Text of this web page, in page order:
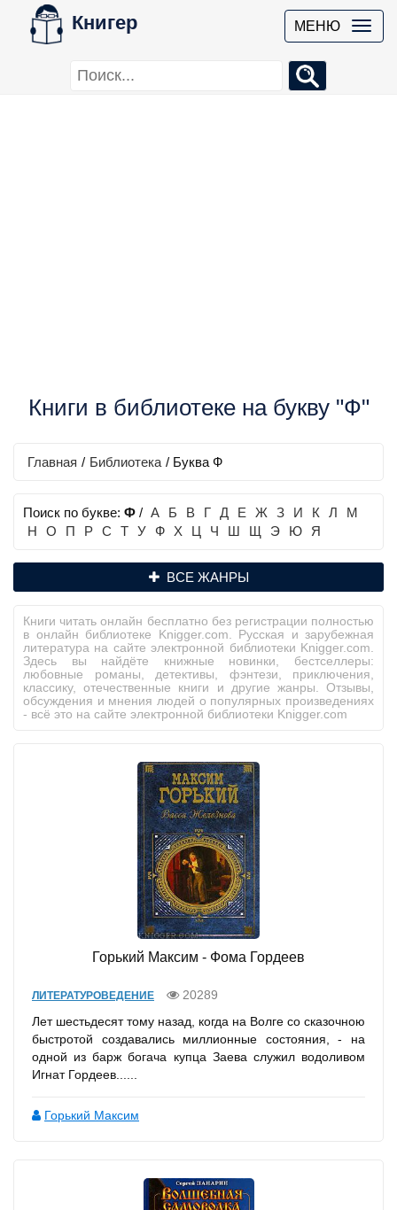
Книгер МЕНЮ
Книги в библиотеке на букву "Ф"
Главная / Библиотека / Буква Ф
Поиск по букве: Ф / А Б В Г Д Е Ж З И К Л
М
Н
О П Р С Т У Ф Х Ц Ч Ш Щ Э Ю Я
ВСЕ ЖАНРЫ
Книги читать онлайн бесплатно без регистрации полностью
в онлайн библиотеке Knigger.com. Русская и зарубежная
литература на сайте электронной библиотеки Knigger.com.
Здесь вы найдёте книжные новинки, бестселлеры:
любовные романы, детективы, фэнтези, приключения,
классику, отечественные книги и другие жанры. Отзывы,
обсуждения и мнения людей о популярных произведениях
- всё это на сайте электронной библиотеки Knigger.com
Горький Максим - Фома Гордеев
ЛИТЕРАТУРОВЕДЕНИЕ
20289
Лет шестьдесят тому назад, когда на Волге со сказочною
быстротой создавалиcь миллионные состояния, - на
одной из барж богача купца Заева служил водоливом
Игнат Гордеев......
Горький Максим